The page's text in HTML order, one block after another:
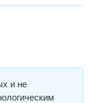
и не